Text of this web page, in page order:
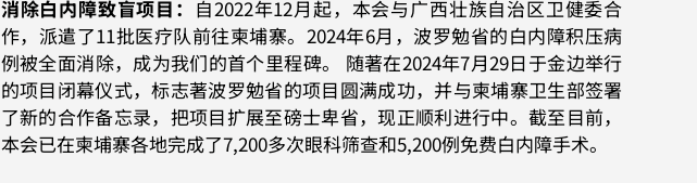
消除白内障致盲项目： 自2022年12月起，本会与广西壮族自治区卫健委合
作，派遣了11批医疗队前往柬埔寨。2024年6月，波罗勉省的白内障积压病
例被全面消除，成为我们的首个里程碑。 随著在2024年7月29日于金边举行
的项目闭幕仪式，标志著波罗勉省的项目圆满成功，并与柬埔寨卫生部签署
了新的合作备忘录，把项目扩展至磅士卑省，现正顺利进行中。截至目前，
本会已在柬埔寨各地完成了7,200多次眼科筛查和5,200例免费白内障手术。